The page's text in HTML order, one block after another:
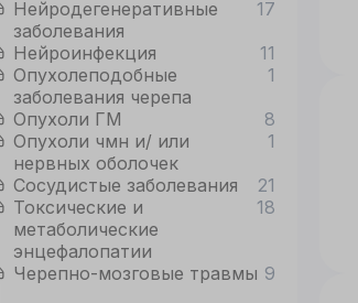
Нейродегенеративные
заболевания
17
Нейроинфекция
11
Опухолеподобные
заболевания черепа
1
Опухоли ГМ
8
Опухоли чмн и/ или
нервных оболочек
1
Сосудистые заболевания
21
Токсические и
метаболические
энцефалопатии
18
Черепно-мозговые травмы 9